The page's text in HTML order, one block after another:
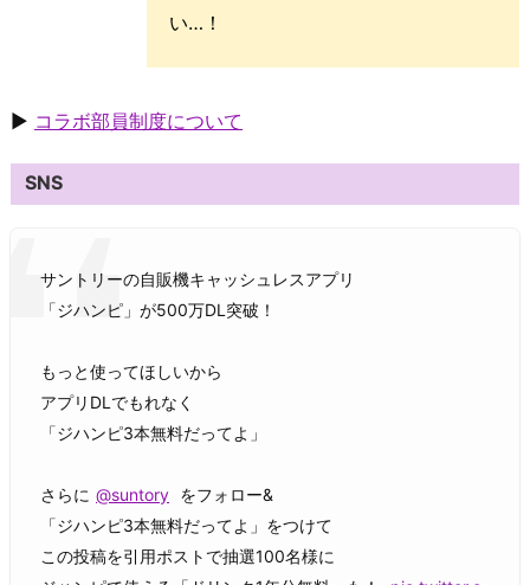
い…！
▶ コラボ部員制度について
SNS
サントリーの自販機キャッシュレスアプリ
「ジハンピ」が500万DL突破！
もっと使ってほしいから
アプリDLでもれなく
「ジハンピ3本無料だってよ」
さらに @suntory をフォロー&
「ジハンピ3本無料だってよ」をつけて
この投稿を引用ポストで抽選100名様に